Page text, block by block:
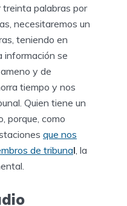
treinta palabras por
necesitaremos un
teniendo en
información se
y de
tiempo y nos
Quien tiene un
porque, como
que nos
de tribunal , la